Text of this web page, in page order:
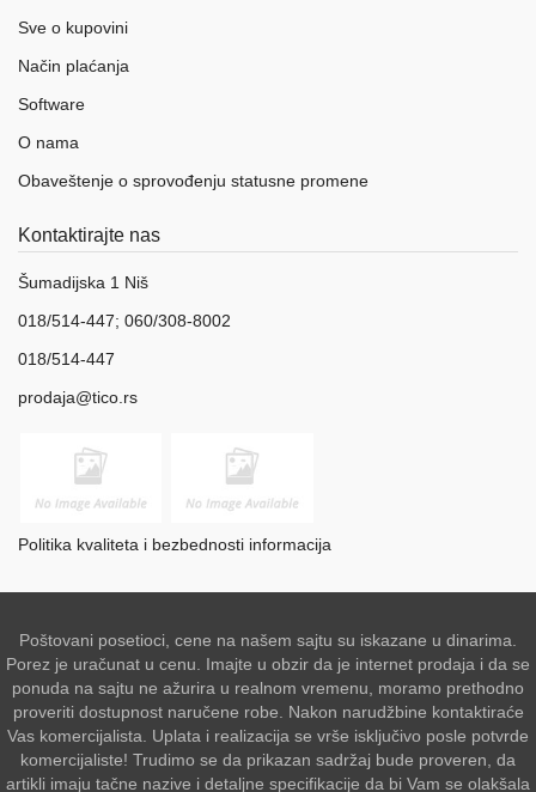
Sve o kupovini
Način plaćanja
Software
O nama
Obaveštenje o sprovođenju statusne promene
Kontaktirajte nas
Šumadijska 1 Niš
018/514-447; 060/308-8002
018/514-447
prodaja@tico.rs
Politika kvaliteta i bezbednosti informacija
Poštovani posetioci, cene na našem sajtu su iskazane u dinarima.
Porez je uračunat u cenu. Imajte u obzir da je internet prodaja i da se
ponuda na sajtu ne ažurira u realnom vremenu, moramo prethodno
proveriti dostupnost naručene robe. Nakon narudžbine kontaktiraće
Vas komercijalista. Uplata i realizacija se vrše isključivo posle potvrde
komercijaliste! Trudimo se da prikazan sadržaj bude proveren, da
artikli imaju tačne nazive i detaljne specifikacije da bi Vam se olakšala